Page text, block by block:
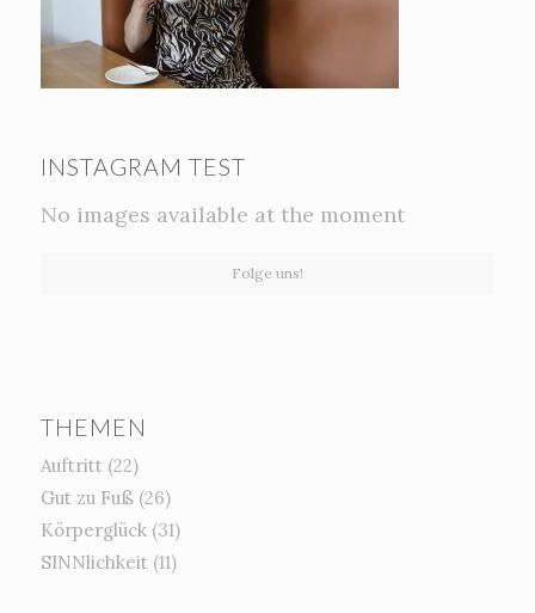
INSTAGRAM TEST
No images available at the moment
Folge uns!
THEMEN
Auftritt (22)
Gut zu Fuß(26)
Körperglück(31)
SINNlichkeit (11)